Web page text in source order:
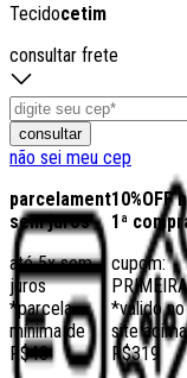
Tecidocetim
consultar frete
consultar
não sei meu cep
parcelamento
sem juros
até 5x sem
juros
*parcela
mínima de
R$40
10%OFF
1ª
cupom:
*válido no
site
R$319